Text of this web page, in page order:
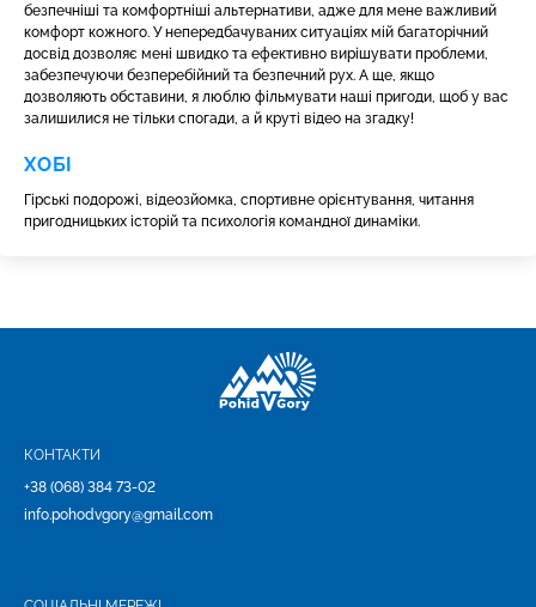
безпечніші та комфортніші альтернативи, адже для мене важливий
комфорт кожного. У непередбачуваних ситуаціях мій багаторічний
досвід дозволяє мені швидко та ефективно вирішувати проблеми,
забезпечуючи безперебійний та безпечний рух. А ще, якщо
дозволяють обставини, я люблю фільмувати наші пригоди, щоб у вас
залишилися не тільки спогади, а й круті відео на згадку!
ХОБІ
Гірські подорожі, відеозйомка, спортивне орієнтування, читання
пригодницьких історій та психологія командної динаміки.
КОНТАКТИ
+38 (068) 384 73-02
info.pohodvgory@gmail.com